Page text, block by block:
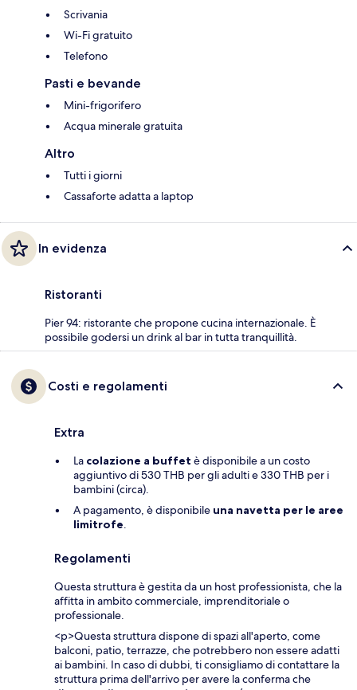
Scrivania
Wi-Fi gratuito
Telefono
Pasti e bevande
Mini-frigorifero
Acqua minerale gratuita
Altro
Tutti i giorni
Cassaforte adatta a laptop
In evidenza
Ristoranti
Pier 94: ristorante che propone cucina internazionale. È
possibile godersi un drink al bar in tutta tranquillità.
Costi e regolamenti
Extra
La colazione a buffet è disponibile a un costo
aggiuntivo di 530 THB per gli adulti e 330 THB per i
bambini (circa).
A pagamento, è disponibile una navetta per le aree
limitrofe.
Regolamenti
Questa struttura è gestita da un host professionista, che la
affitta in ambito commerciale, imprenditoriale o
professionale.
<p>Questa struttura dispone di spazi all'aperto, come
balconi, patio, terrazze, che potrebbero non essere adatti
ai bambini. In caso di dubbi, ti consigliamo di contattare la
struttura prima dell'arrivo per avere la conferma che